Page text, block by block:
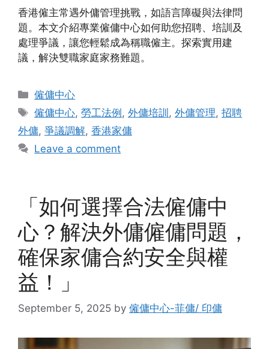
香港僱主常遇外傭管理挑戰，如語言障礙與法律問
題。本文介紹專業僱傭中心如何助您招聘、培訓及
處理爭議，讓您輕鬆成為稱職僱主。探索實用建
議，解決雙職家庭家務難題。
Categories
僱傭中心
Tags
僱傭中心,勞工法例,外傭培訓 ,外傭管理,招聘
外傭, 爭議調解, 香港家傭
Leave a comment
「如何選擇合法僱傭中
心？解決外傭僱傭問題，
確保家傭合約安全與權
益！」
September 5, 2025 by 僱傭中心-菲傭/ 印傭